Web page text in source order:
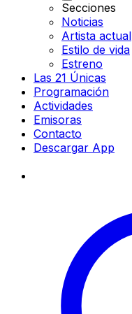
Secciones
Noticias
Artista actual
Estilo de vida
Estreno
Las 21 Únicas
Programación
Actividades
Emisoras
Contacto
Descargar App